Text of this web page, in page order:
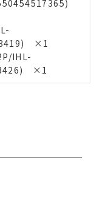
×1
IHL-
×1